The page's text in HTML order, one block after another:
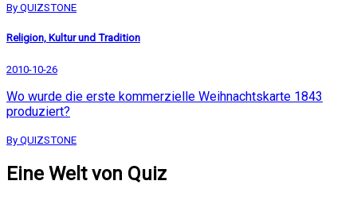
By QUIZSTONE
Religion, Kultur und Tradition
2010-10-26
Wo wurde die erste kommerzielle Weihnachtskarte 1843
produziert?
By QUIZSTONE
Eine Welt von Quiz